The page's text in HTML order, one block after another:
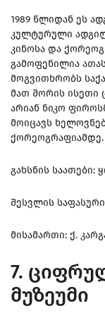
1989 წლიდან ეს
კულტურული
კინოსა და
გამოფენილია
მოგვითხრობს
მათ შორის ისეთი
არიან ნიკო
მოიცავს
ქორეოგრაფიამდე.
გახსნის საათები:
შესვლის
მისამართი: ქ.
7.
მუზეუმი